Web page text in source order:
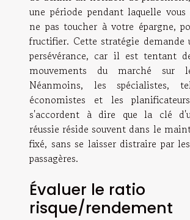
une période pendant laquelle vous
ne pas toucher à votre épargne,
fructifier. Cette stratégie demande
persévérance, car il est tentant
mouvements du marché sur
Néanmoins, les spécialistes,
économistes et les
s'accordent à dire que la clé
réussie réside souvent dans le
fixé, sans se laisser distraire par
passagères.
Évaluer le ratio
risque/rendement